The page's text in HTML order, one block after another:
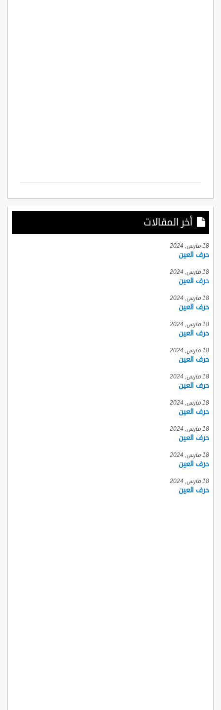
أخر المقالات
18 مارس, 2024
حرف العين
18 مارس, 2024
حرف العين
18 مارس, 2024
حرف العين
18 مارس, 2024
حرف العين
18 مارس, 2024
حرف العين
18 مارس, 2024
حرف العين
18 مارس, 2024
حرف العين
18 مارس, 2024
حرف العين
18 مارس, 2024
حرف العين
18 مارس, 2024
حرف العين